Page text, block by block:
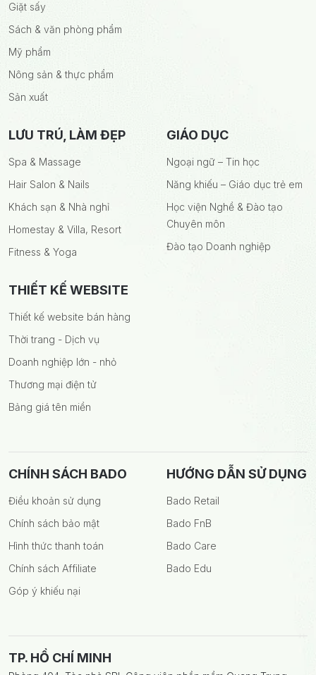
Giặt sấy
Sách & văn phòng phẩm
Mỹ phẩm
Nông sản & thực phẩm
Sản xuất
LƯU TRÚ, LÀM ĐẸP
Spa & Massage
Hair Salon & Nails
Khách sạn & Nhà nghỉ
Homestay & Villa, Resort
Fitness & Yoga
GIÁO DỤC
Ngoại ngữ – Tin học
Năng khiếu – Giáo dục trẻ em
Học viện Nghề & Đào tạo
Chuyên môn
Đào tạo Doanh nghiệp
THIẾT KẾ WEBSITE
Thiết kế website bán hàng
Thời trang - Dịch vụ
Doanh nghiệp lớn - nhỏ
Thương mại điện tử
Bảng giá tên miền
TP. HỒ CHÍ MINH
CHÍNH SÁCH BADO
Điều khoản sử dụng
Chính sách bảo mật
Hình thức thanh toán
Chính sách Affiliate
Góp ý khiếu nại
HƯỚNG DẪN SỬ DỤNG
Bado Retail
Bado FnB
Bado Care
Bado Edu